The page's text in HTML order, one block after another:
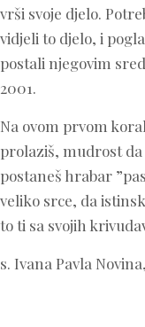
vrši svoje djelo.
vidjeli to djelo, i
postali njegovim
2001.
Na ovom prvom
prolaziš, mudrost
postaneš hrabar
veliko srce, da
to ti sa svojih
s. Ivana Pavla